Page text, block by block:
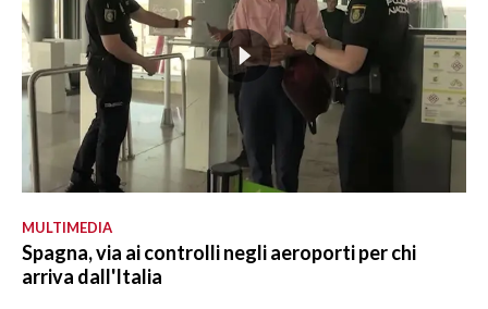
MULTIMEDIA
Spagna, via ai controlli negli aeroporti per chi
arriva dall'Italia